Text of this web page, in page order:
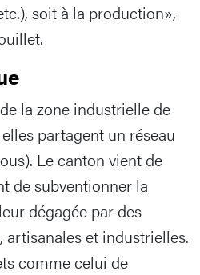
soit à la production»,
la zone industrielle de
partagent un réseau
Le canton vient de
de subventionner la
dégagée par des
et industrielles.
comme celui de